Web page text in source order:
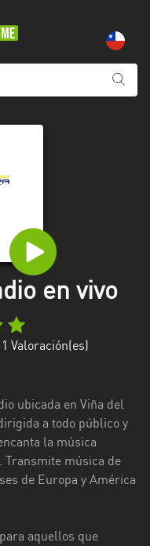
en vivo
1 Valoración(es)
ubicada en Viña del
a todo público y
la música
Transmite música de
de Europa y América
aquellos que